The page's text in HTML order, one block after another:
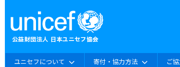
ユニセフについて 寄付・協力方法 ご